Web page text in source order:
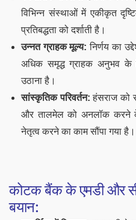
विभिन्न संस्थाओं में एकीकृत
प्रतिबद्धता को दर्शाती है।
उन्नत ग्राहक मूल्य: निर्णय का
अधिक समृद्ध ग्राहक अनुभव के
उठाना है।
सांस्कृतिक परिवर्तन: हंसराज को
और तालमेल को अनलॉक करने के
नेतृत्व करने का काम सौंपा गया है।
कोटक बैंक के एमडी और
बयान: